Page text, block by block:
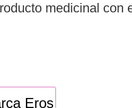
medicinal con
Eros